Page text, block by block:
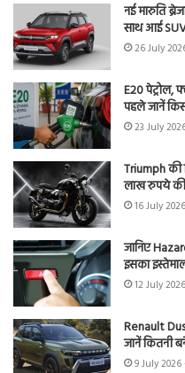
नई मारुति
साथ आई
26 July
E20 पेट्रोल,
पहले जानें
23 July
Triumph की
लाख रुपये
16 July
जानिए
इसका
12 July
Renault
जानें कितनी
9 July 2026